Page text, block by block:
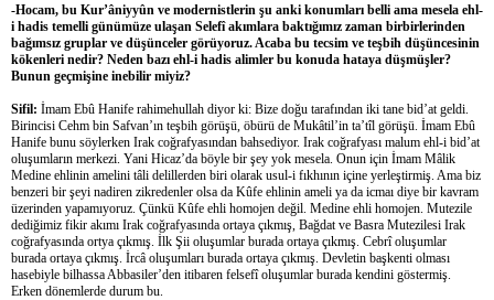
-Hocam, bu Kur’âniyyûn ve modernistlerin şu anki konumları belli ama mesela ehl-
i hadis temelli günümüze ulaşan Selefî akımlara baktığımız zaman birbirlerinden
bağımsız gruplar ve düşünceler görüyoruz. Acaba bu tecsim ve teşbih düşüncesinin
kökenleri nedir? Neden bazı ehl-i hadis alimler bu konuda hataya düşmüşler?
Bunun geçmişine inebilir miyiz?
Sifil: İmam Ebû Hanife rahimehullah diyor ki: Bize doğu tarafından iki tane bid’at geldi.
Birincisi Cehm bin Safvan’ın teşbih görüşü, öbürü de Mukâtil’in ta’tîl görüşü. İmam Ebû
Hanife bunu söylerken Irak coğrafyasından bahsediyor. Irak coğrafyası malum ehl-i bid’at
oluşumların merkezi. Yani Hicaz’da böyle bir şey yok mesela. Onun için İmam Mâlik
Medine ehlinin amelini tâli delillerden biri olarak usul-i fıkhının içine yerleştirmiş. Ama biz
benzeri bir şeyi nadiren zikredenler olsa da Kûfe ehlinin ameli ya da icmaı diye bir kavram
üzerinden yapamıyoruz. Çünkü Kûfe ehli homojen değil. Medine ehli homojen. Mutezile
dediğimiz fikir akımı Irak coğrafyasında ortaya çıkmış, Bağdat ve Basra Mutezilesi Irak
coğrafyasında ortya çıkmış. İlk Şii oluşumlar burada ortaya çıkmış. Cebrî oluşumlar
burada ortaya çıkmış. İrcâ oluşumları burada ortaya çıkmış. Devletin başkenti olması
hasebiyle bilhassa Abbasiler’den itibaren felsefî oluşumlar burada kendini göstermiş.
Erken dönemlerde durum bu.